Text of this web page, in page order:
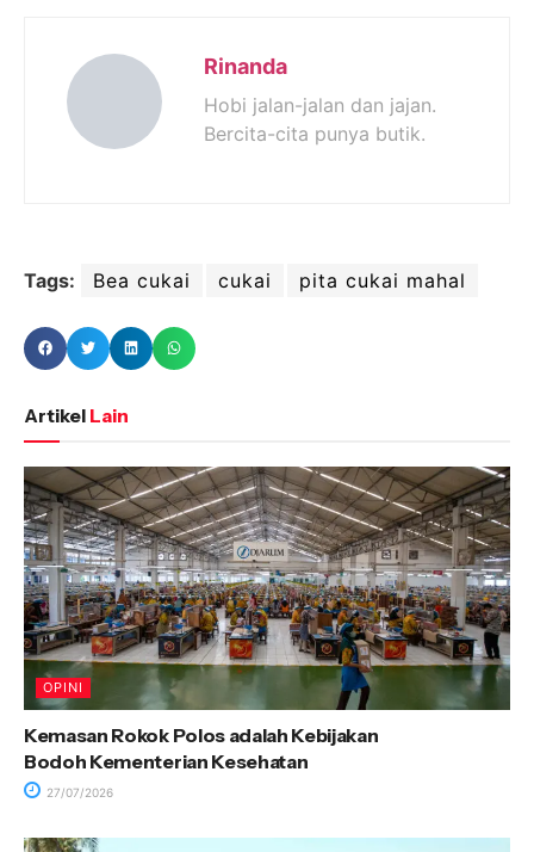
Rinanda
Hobi jalan-jalan dan jajan.
Bercita-cita punya butik.
Tags: Bea cukai cukai pita cukai mahal
Artikel Lain
OPINI
Kemasan Rokok Polos adalah Kebijakan
Bodoh Kementerian Kesehatan
27/07/2026